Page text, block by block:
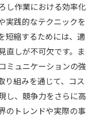
し作業における効率化
実践的なテクニックを
短縮するためには、適
直しが不可欠です。ま
ミュニケーションの強
り組みを通じて、コス
し、競争力をさらに高
のトレンドや実際の事